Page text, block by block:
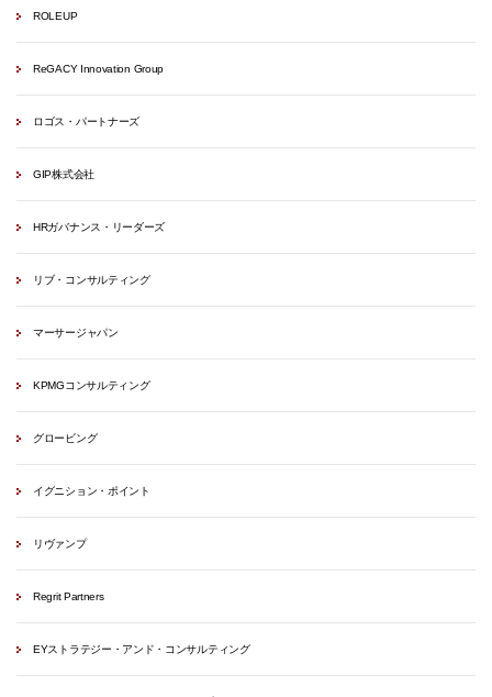
ROLEUP
ReGACY Innovation Group
ロゴス・パートナーズ
GIP株式会社
HRガバナンス・リーダーズ
リブ・コンサルティング
マーサージャパン
KPMGコンサルティング
グロービング
イグニション・ポイント
リヴァンプ
Regrit Partners
EYストラテジー・アンド・コンサルティング